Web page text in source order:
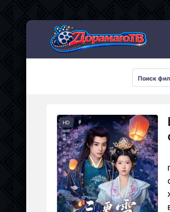
HD
Дорамы 2025 Дорамы 2026